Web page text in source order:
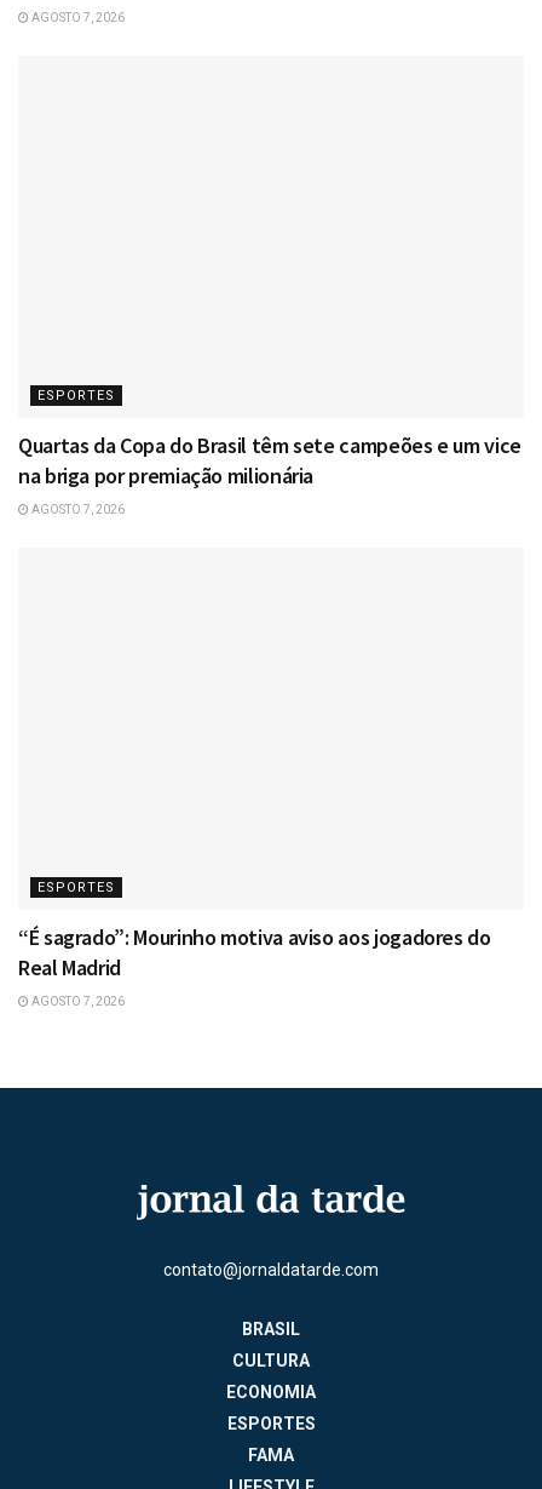
AGOSTO 7, 2026
ESPORTES
Quartas da Copa do Brasil têm sete campeões e um vice
na briga por premiação milionária
AGOSTO 7, 2026
ESPORTES
“É sagrado”: Mourinho motiva aviso aos jogadores do
Real Madrid
AGOSTO 7, 2026
contato@jornaldatarde.com
BRASIL
CULTURA
ECONOMIA
ESPORTES
FAMA